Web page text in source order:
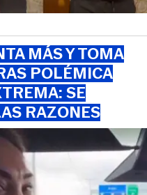
MÁS Y TOMA
POLÉMICA
SE
RAZONES